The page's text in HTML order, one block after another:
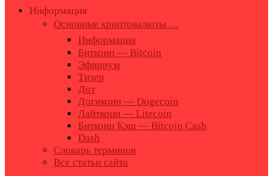
Информация
Основные криптовалюты …
Информация
Биткоин — Bitcoin
Эфириум
Тизер
Дот
Догикоин — Dogecoin
Лайткоин — Litecoin
Биткоин Кэш — Bitcoin Cash
Dash
Словарь терминов
Все статьи сайта